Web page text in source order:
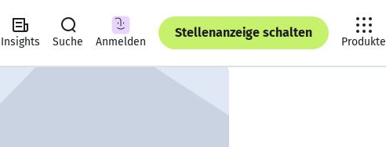
Insights Suche Anmelden
Stellenanzeige schalten
Produkte